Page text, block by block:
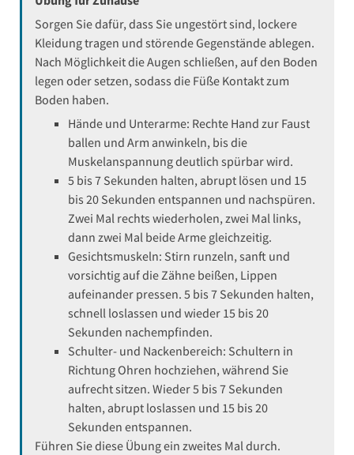
Sorgen Sie dafür, dass Sie ungestört sind, lockere
Kleidung tragen und störende Gegenstände ablegen.
Nach Möglichkeit die Augen schließen, auf den Boden
legen oder setzen, sodass die Füße Kontakt zum
Boden haben.
Hände und Unterarme: Rechte Hand zur Faust
ballen und Arm anwinkeln, bis die
Muskelanspannung deutlich spürbar wird.
5 bis 7 Sekunden halten, abrupt lösen und 15
bis 20 Sekunden entspannen und nachspüren.
Zwei Mal rechts wiederholen, zwei Mal links,
dann zwei Mal beide Arme gleichzeitig.
Gesichtsmuskeln: Stirn runzeln, sanft und
vorsichtig auf die Zähne beißen, Lippen
aufeinander pressen. 5 bis 7 Sekunden halten,
schnell loslassen und wieder 15 bis 20
Sekunden nachempfinden.
Schulter- und Nackenbereich: Schultern in
Richtung Ohren hochziehen, während Sie
aufrecht sitzen. Wieder 5 bis 7 Sekunden
halten, abrupt loslassen und 15 bis 20
Sekunden entspannen.
Führen Sie diese Übung ein zweites Mal durch.